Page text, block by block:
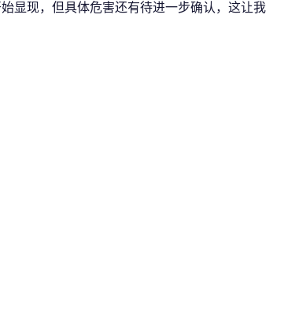
显现，但具体危害还有待进一步确认，这让我